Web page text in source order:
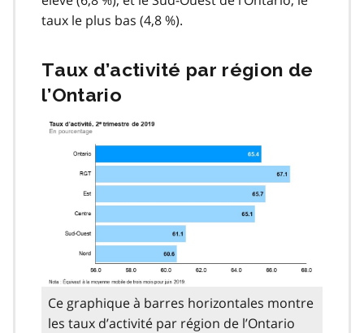
taux le plus bas (4,8 %).
Taux d’activité par région de
l’Ontario
Ce graphique à barres horizontales montre
les taux d’activité par région de l’Ontario